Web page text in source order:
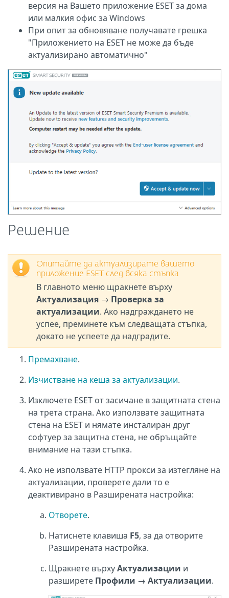
версия на Вашето приложение ESET за дома
или малкия офис за Windows
При опит за обновяване получавате грешка
"Приложението на ESET не може да бъде
актуализирано автоматично"
Решение
Опитайте да актуализирате вашето
приложение ESET след всяка стъпка
В главното меню щракнете върху
Актуализация → Проверка за
актуализации. Ако надграждането не
успее, преминете към следващата стъпка,
докато не успеете да надградите.
Премахване.
Изчистване на кеша за актуализации.
Изключете ESET от засичане в защитната стена
на трета страна. Ако използвате защитната
стена на ESET и нямате инсталиран друг
софтуер за защитна стена, не обръщайте
внимание на тази стъпка.
Ако не използвате HTTP прокси за изтегляне на
актуализации, проверете дали то е
деактивирано в Разширената настройка:
Отворете.
Натиснете клавиша F5, за да отворите
Разширената настройка.
Щракнете върхуАктуализации и
разширете Профили → Актуализации.